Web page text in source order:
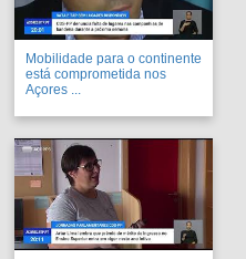
Mobilidade para o continente
está comprometida nos
Açores ...